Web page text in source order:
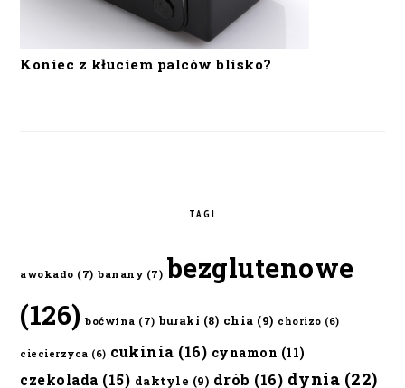
Koniec z kłuciem palców blisko?
TAGI
awokado (7) banany (7) bezglutenowe
(126) boćwina (7) buraki (8) chia (9) chorizo (6)
ciecierzyca (6) cukinia (16) cynamon (11)
czekolada (15) daktyle (9) drób (16) dynia (22)